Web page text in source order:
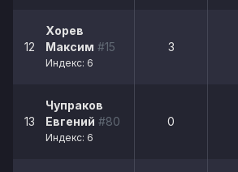
12
Хорев
Максим #15
Индекс: 6
3
13
Чупраков
Евгений #80
Индекс: 6
0